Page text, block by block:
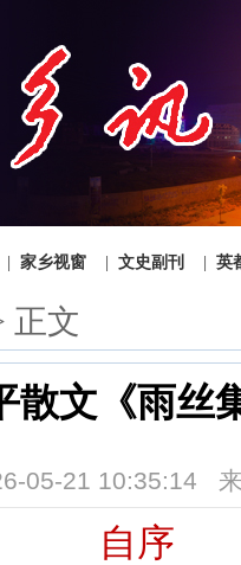
家乡视窗 文史副刊 英
正文
散文《雨丝
05-21 10:35:14
自序